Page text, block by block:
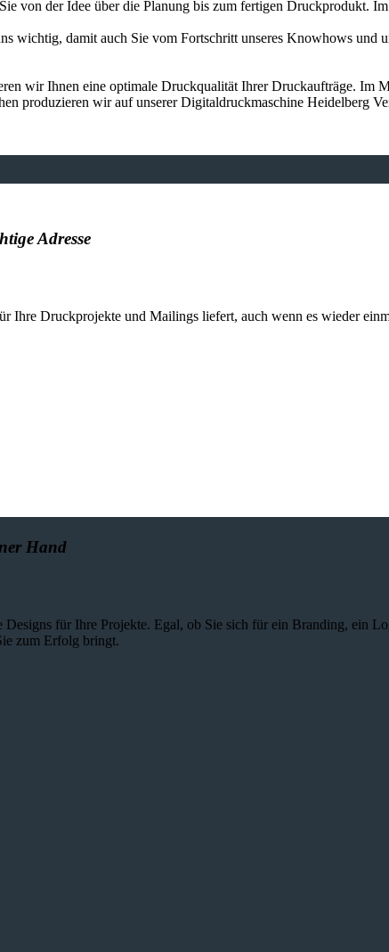
von der Idee über die Planung bis zum fertigen Druckprodukt.
wichtig, damit auch Sie vom Fortschritt unseres Knowhows und
wir Ihnen eine optimale Druckqualität Ihrer Druckaufträge.
produzieren wir auf unserer Digitaldruckmaschine Heidelberg
Adresse
Ihre Druckprojekte und Mailings liefert, auch wenn es wieder
Hand
Designs für Ihre Projekte. Egal, ob Sie sich für ein Branding, ein
zum Erfolg bringt.